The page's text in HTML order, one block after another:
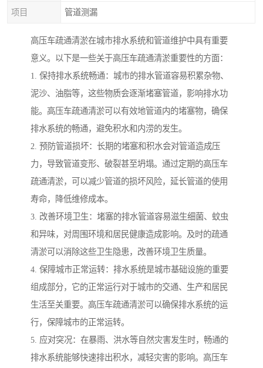
项目 管道测漏
高压车疏通清淤在城市排水系统和管道维护中具有重要
意义。以下是一些关于高压车疏通清淤重要性的方面：
1. 保持排水系统畅通：城市的排水管道容易积累杂物、
泥沙、油脂等，这些物质会逐渐堵塞管道，影响排水功
能。高压车疏通清淤可以有效地管道内的堵塞物，确保
排水系统的畅通，避免积水和内涝的发生。
2. 预防管道损坏：长期的堵塞和积水会对管道造成压
力，导致管道变形、破裂甚至坍塌。通过定期的高压车
疏通清淤，可以减少管道的损坏风险，延长管道的使用
寿命，降低维修成本。
3. 改善环境卫生：堵塞的排水管道容易滋生细菌、蚊虫
和异味，对周围环境和居民健康造成影响。及时的疏通
清淤可以消除这些卫生隐患，改善环境卫生质量。
4. 保障城市正常运转：排水系统是城市基础设施的重要
组成部分，它的正常运行对于城市的交通、生产和居民
生活至关重要。高压车疏通清淤可以确保排水系统的运
行，保障城市的正常运转。
5. 应对突况：在暴雨、洪水等自然灾害发生时，畅通的
排水系统能够快速排出积水，减轻灾害的影响。高压车